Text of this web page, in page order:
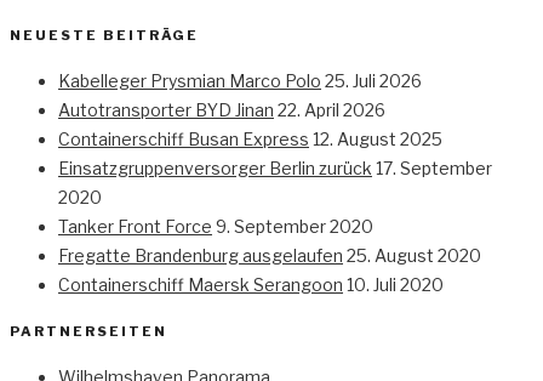
NEUESTE BEITRÄGE
Kabelleger Prysmian Marco Polo 25. Juli 2026
Autotransporter BYD Jinan 22. April 2026
Containerschiff Busan Express 12. August 2025
Einsatzgruppenversorger Berlin zurück 17. September
2020
Tanker Front Force 9. September 2020
Fregatte Brandenburg ausgelaufen 25. August 2020
Containerschiff Maersk Serangoon 10. Juli 2020
PARTNERSEITEN